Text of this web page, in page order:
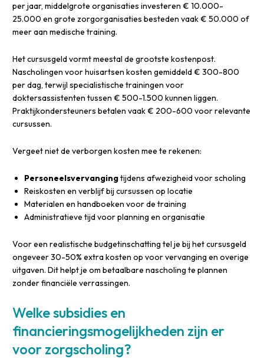
per jaar, middelgrote organisaties investeren € 10.000-
25.000 en grote zorgorganisaties besteden vaak € 50.000 of
meer aan medische training.
Het cursusgeld vormt meestal de grootste kostenpost.
Nascholingen voor huisartsen kosten gemiddeld € 300-800
per dag, terwijl specialistische trainingen voor
doktersassistenten tussen € 500-1.500 kunnen liggen.
Praktijkondersteuners betalen vaak € 200-600 voor relevante
cursussen.
Vergeet niet de verborgen kosten mee te rekenen:
Personeelsvervangingtijdens afwezigheid voor scholing
Reiskosten en verblijf bij cursussen op locatie
Materialen en handboeken voor de training
Administratieve tijd voor planning en organisatie
Voor een realistische budgetinschatting tel je bij het cursusgeld
ongeveer 30-50% extra kosten op voor vervanging en overige
uitgaven. Dit helpt je om betaalbare nascholing te plannen
zonder financiële verrassingen.
Welke subsidies en
financieringsmogelijkheden zijn er
voor zorgscholing?